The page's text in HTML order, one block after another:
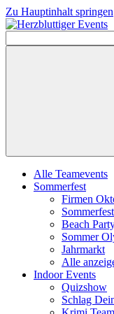
Zu Hauptinhalt springen
Alle Teamevents
Sommerfest
Firmen
Beach
Sommer
Jahrmarkt
Alle
Indoor Events
Quizshow
Schlag